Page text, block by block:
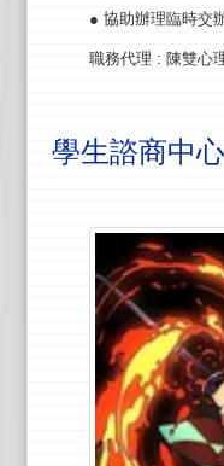
● 協助辦理臨時交
職務代理 : 陳雙心
學生諮商中心